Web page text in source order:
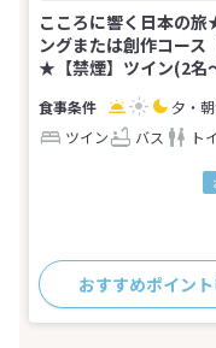
こころに響く日本の
ングまたは創作コース
★【禁煙】ツイン(2名
夕・
ツイン
バス ト
おすすめポイント